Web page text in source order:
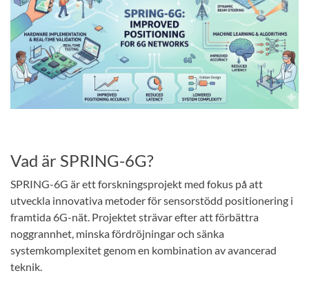
Vad är SPRING-6G?
SPRING-6G är ett forskningsprojekt med fokus på att
utveckla innovativa metoder för sensorstödd positionering i
framtida 6G-nät. Projektet strävar efter att förbättra
noggrannhet, minska fördröjningar och sänka
systemkomplexitet genom en kombination av avancerad
teknik.